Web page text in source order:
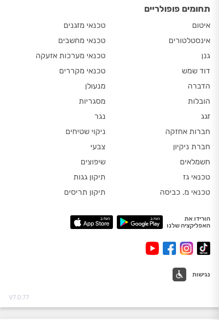
תחומים פופולריים
איטום
אינסטלטורים
גנן
דוד שמש
הדברה
הובלות
זגג
חברות אחזקה
חברת ניקיון
חשמלאים
טכנאי גז
טכנאי מ. כביסה
טכנאי מזגנים
טכנאי מחשבים
טכנאי מערכות אזעקה
טכנאי מקררים
מנעולן
מסגריות
נגר
ניקוי שטיחים
צבעי
שיפוצים
תיקון גגות
תיקון תריסים
הורידו את
האפליקציה שלנו
נגישות
V7.0.77